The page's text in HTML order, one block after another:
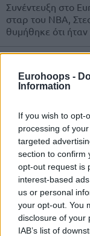
Eurohoops -
Information
If you wish to opt-
processing of
targeted
section to confirm
opt-out request is
interest-based
us or personal
your opt-out. You
disclosure of your
IAB’s list of
Συνέντευξη στο
σταρ του NBA,
θυμήθηκε ότι
07/JAN/25 17:13
Μεγάλη
όπου τόνισε ότι
από την Εθνική,...